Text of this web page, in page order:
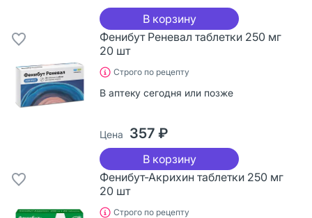
В корзину
Фенибут Реневал таблетки 250 мг
20 шт
Строго по рецепту
В аптеку сегодня или позже
Цена 357 ₽
В корзину
Фенибут-Акрихин таблетки 250 мг
20 шт
Строго по рецепту